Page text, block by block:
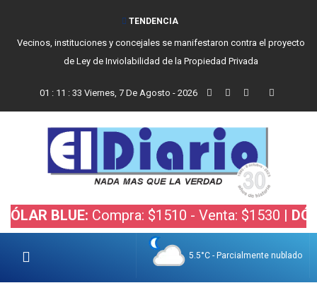
TENDENCIA
Vecinos, instituciones y concejales se manifestaron contra el proyecto
de Ley de Inviolabilidad de la Propiedad Privada
01 : 11 : 34 Viernes, 7 De Agosto - 2026
BLUE: Compra: $1510 - Venta: $1530 |DÓLAR
5.5°C - Parcialmente nublado